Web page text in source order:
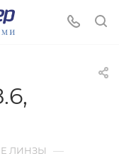
ЛИНЗЫ —